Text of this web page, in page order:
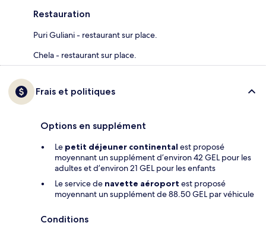
Restauration
Puri Guliani - restaurant sur place.
Chela - restaurant sur place.
Frais et politiques
Options en supplément
Le petit déjeuner continental est proposé
moyennant un supplément d’environ 42 GEL pour les
adultes et d’environ 21 GEL pour les enfants
Le service de navette aéroport est proposé
moyennant un supplément de 88.50 GEL par véhicule
Conditions